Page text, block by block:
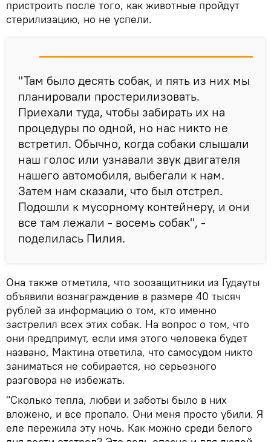
пристроить после того, как животные пройдут
стерилизацию, но не успели.
"Там было десять собак, и пять из них мы
планировали простерилизовать.
Приехали туда, чтобы забирать их на
процедуры по одной, но нас никто не
встретил. Обычно, когда собаки слышали
наш голос или узнавали звук двигателя
нашего автомобиля, выбегали к нам.
Затем нам сказали, что был отстрел.
Подошли к мусорному контейнеру, и они
все там лежали - восемь собак", -
поделилась Пилия.
Она также отметила, что зоозащитники из Гудауты
объявили вознаграждение в размере 40 тысяч
рублей за информацию о том, кто именно
застрелил всех этих собак. На вопрос о том, что
они предпримут, если имя этого человека будет
названо, Мактина ответила, что самосудом никто
заниматься не собирается, но серьезного
разговора не избежать.
"Сколько тепла, любви и заботы было в них
вложено, и все пропало. Они меня просто убили. Я
еле пережила эту ночь. Как можно среди белого